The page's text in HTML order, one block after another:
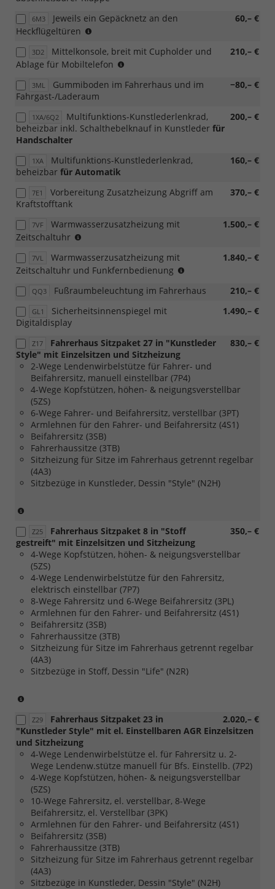
6M3 60,– €
Jeweils ein Gepäcknetz an den
Heckflügeltüren
Verbindung
mit
Heckflügeltüren
(bei
Hochdach
in
dachhoher
)
3D2 210,– €
Mittelkonsole, breit mit Cupholder und
Ablage für Mobiltelefon
Verbindung
Fixierpunkt
nach
Standard
Mittelkonsole)
3ML −80,– €
Gummiboden im Fahrerhaus und im
Fahrgast-/Laderaum
1XA/6Q2 200,– €
Multifunktions-Kunstlederlenkrad,
beheizbar inkl. Schalthebelknauf in Kunstleder für
Handschalter
1XA 160,– €
Multifunktions-Kunstlederlenkrad,
beheizbar für Automatik
7E1 370,– €
Vorbereitung Zusatzheizung Abgriff am
Kraftstofftank
7VF 1.500,– €
Warmwasserzusatzheizung mit
Zeitschaltuhr
Verbindung
mit
2.
Batterie
80
AGM)
7VL 1.840,– €
Warmwasserzusatzheizung mit
Zeitschaltuhr und Funkfernbedienung
Verbindung
Batterie
Ah,
AGM)
QQ3 210,– €
Fußraumbeleuchtung im Fahrerhaus
GL1 1.490,– €
Sicherheitsinnenspiegel mit
Digitaldisplay
Z17 830,– €
Fahrerhaus Sitzpaket 27 in "Kunstleder
Style" mit Einzelsitzen und Sitzheizung
2-Wege Lendenwirbelstütze für Fahrer- und
Beifahrersitz, manuell einstellbar (7P4)
4-Wege Kopfstützen, höhen- & neigungsverstellbar
(5ZS)
6-Wege Fahrer- und Beifahrersitz, verstellbar (3PT)
Armlehnen für den Fahrer- und Beifahrersitz (4S1)
Beifahrersitz (3SB)
Fahrerhaussitze (3TB)
Sitzheizung für Sitze im Fahrerhaus getrennt regelbar
(4A3)
Sitzbezüge in Kunstleder, Dessin "Style" (N2H)
Verbindung
mit
[FM7]
Trmlevel
Style
für
Caravelle
Life)
Z25 350,– €
Fahrerhaus Sitzpaket 8 in "Stoff
gestreift" mit Einzelsitzen und Sitzheizung
4-Wege Kopfstützen, höhen- & neigungsverstellbar
(5ZS)
4-Wege Lendenwirbelstütze für den Fahrersitz,
elektrisch einstellbar (7P7)
8-Wege Fahrersitz und 6-Wege Beifahrersitz (3PL)
Armlehnen für den Fahrer- und Beifahrersitz (4S1)
Beifahrersitz (3SB)
Fahrerhaussitze (3TB)
Sitzheizung für Sitze im Fahrerhaus getrennt regelbar
(4A3)
Sitzbezüge in Stoff, Dessin "Life" (N2R)
Verbindung
mit
[FM7]
Trmlevel
Style
für
Caravelle
Life)
Z29 2.020,– €
Fahrerhaus Sitzpaket 23 in
"Kunstleder Style" mit el. Einstellbaren AGR Einzelsitzen
und Sitzheizung
4-Wege Lendenwirbelstütze el. für Fahrersitz u. 2-
Wege Lendenw.stütze manuell für Bfs. Einstellb. (7P2)
4-Wege Kopfstützen, höhen- & neigungsverstellbar
(5ZS)
10-Wege Fahrersitz, el. verstellbar, 8-Wege
Beifahrersitz, el. Verstellbar (3PK)
Armlehnen für den Fahrer- und Beifahrersitz (4S1)
Beifahrersitz (3SB)
Fahrerhaussitze (3TB)
Sitzheizung für Sitze im Fahrerhaus getrennt regelbar
(4A3)
Sitzbezüge in Kunstleder, Dessin "Style" (N2H)